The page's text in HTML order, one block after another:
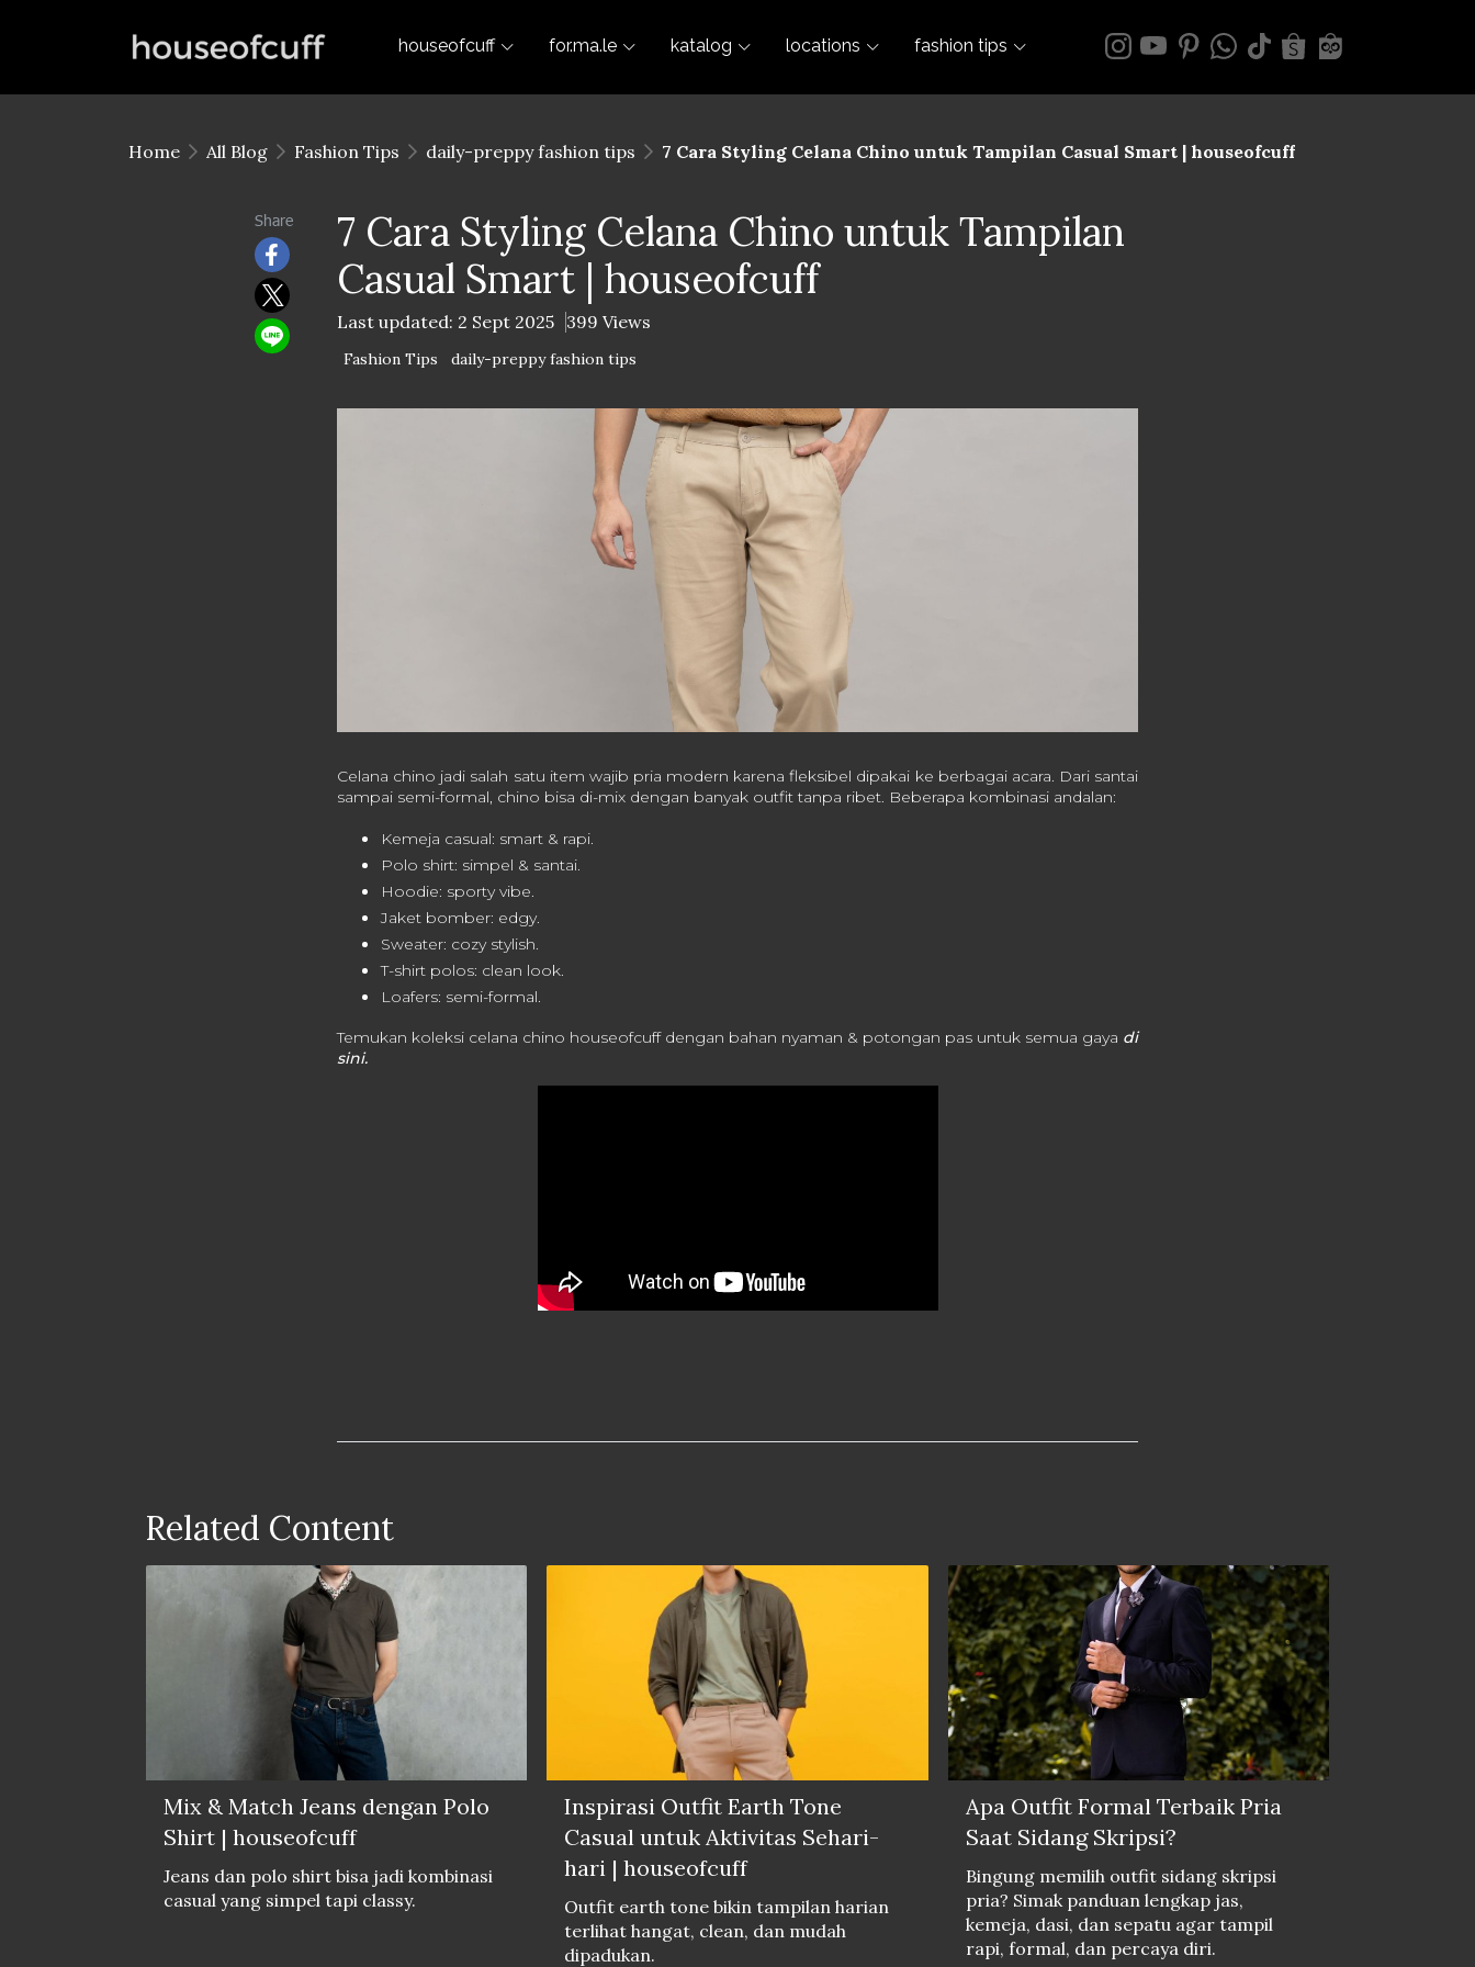
houseofcuff for.ma.le katalog locations fashion tips
Home All Blog Fashion Tips daily-preppy fashion tips 7 Cara Styling Celana Chino untuk Tampilan Casual Smart | houseofcuff
Share
7 Cara Styling Celana Chino untuk Tampilan
Casual Smart | houseofcuff
Last updated: 2 Sept 2025 399 Views
Fashion Tips daily-preppy fashion tips
Celana chino jadi salah satu item wajib pria modern karena fleksibel dipakai ke berbagai acara. Dari santai
sampai semi-formal, chino bisa di-mix dengan banyak outfit tanpa ribet. Beberapa kombinasi andalan:
Kemeja casual: smart & rapi.
Polo shirt: simpel & santai.
Hoodie: sporty vibe.
Jaket bomber: edgy.
Sweater: cozy stylish.
T-shirt polos: clean look.
Loafers: semi-formal.
Temukan koleksi celana chino houseofcuff dengan bahan nyaman & potongan pas untuk semua gaya di
sini.
Related Content
Mix & Match Jeans dengan Polo
Shirt | houseofcuff
Jeans dan polo shirt bisa jadi kombinasi
casual yang simpel tapi classy.
Inspirasi Outfit Earth Tone
Casual untuk Aktivitas Sehari-
hari | houseofcuff
Outfit earth tone bikin tampilan harian
terlihat hangat, clean, dan mudah
dipadukan.
Apa Outfit Formal Terbaik Pria
Saat Sidang Skripsi?
Bingung memilih outfit sidang skripsi
pria? Simak panduan lengkap jas,
kemeja, dasi, dan sepatu agar tampil
rapi, formal, dan percaya diri.